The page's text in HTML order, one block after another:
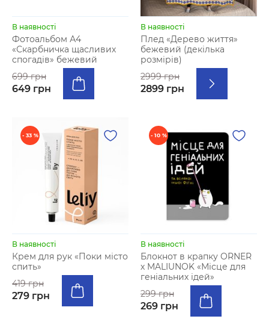
В наявності
Фотоальбом А4
«Скарбничка щасливих
спогадів» бежевий
699 грн
649 грн
В наявності
Плед «Дерево життя»
бежевий (декілька
розмірів)
2999 грн
2899 грн
- 33 %
В наявності
Крем для рук «Поки місто
спить»
419 грн
279 грн
- 10 %
В наявності
Блокнот в крапку ORNER
х MALIUNOK «Місце для
геніальних ідей»
299 грн
269 грн